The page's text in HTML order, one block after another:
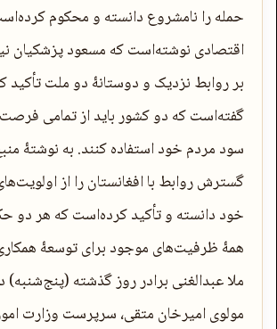
حمله را نامشروع دانسته و محکوم
اقتصادی نوشته‌است که مسعود پزشکیان
بر روابط نزدیک و دوستانۀ دو ملت تأکید
گفته‌است که دو کشور باید از تمامی
سود مردم خود استفاده کنند. به نوشتۀ
گسترش روابط با افغانستان را از
خود دانسته و تأکید کرده‌است که‌ هر دو
همۀ ظرفیت‌های موجود برای توسعۀ
ملا عبدالغنی برادر روز گذشته (پنج‌شنبه)
مولوی امیرخان متقی، سرپرست وزارت